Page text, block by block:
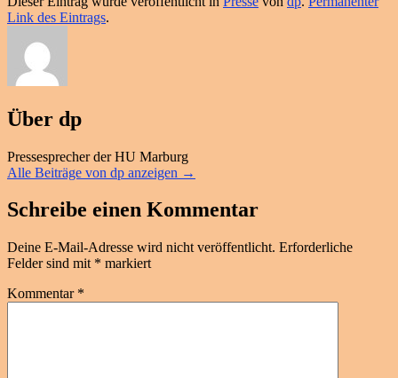
Link des Eintrags.
Über dp
Pressesprecher der HU Marburg
Alle Beiträge von dp anzeigen →
Schreibe einen Kommentar
Deine E-Mail-Adresse wird nicht veröffentlicht. Erforderliche
Felder sind mit * markiert
Kommentar *